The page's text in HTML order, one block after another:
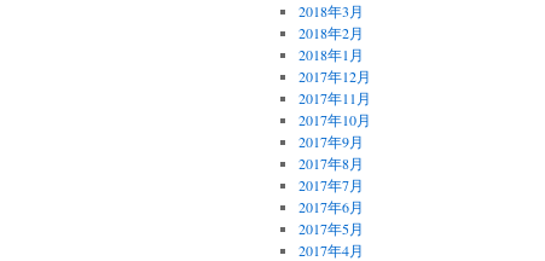
2018年3月
2018年2月
2018年1月
2017年12月
2017年11月
2017年10月
2017年9月
2017年8月
2017年7月
2017年6月
2017年5月
2017年4月